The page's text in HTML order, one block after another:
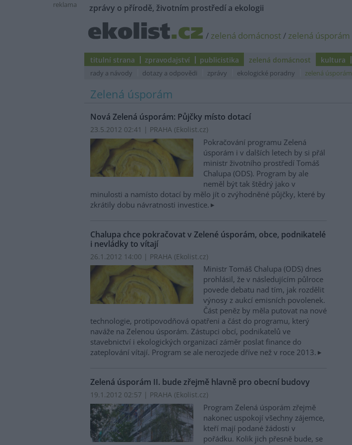
reklama zprávy o přírodě, životním prostředí a ekologii
/ zelená domácnost/ zelená úsporám
titulní strana zpravodajství publicistika zelená domácnost kultura
rady a návody dotazy a odpovědi zprávy ekologické poradny zelená úsporám
Zelená úsporám
Nová Zelená úsporám: Půjčky místo dotací
23.5.2012 02:41 | PRAHA (Ekolist.cz)
Pokračování programu Zelená
úsporám i v dalších letech by si přál
ministr životního prostředí Tomáš
Chalupa (ODS). Program by ale
neměl být tak štědrý jako v
minulosti a namísto dotací by mělo jít o zvýhodněné půjčky, které by
zkrátily dobu návratnosti investice.
Chalupa chce pokračovat v Zelené úsporám, obce, podnikatelé
i nevládky to vítají
26.1.2012 14:00 | PRAHA (Ekolist.cz)
Ministr Tomáš Chalupa (ODS) dnes
prohlásil, že v následujícím půlroce
povede debatu nad tím, jak rozdělit
výnosy z aukcí emisních povolenek.
Část peněz by měla putovat na nové
technologie, protipovodňová opatřeni a část do programu, který
naváže na Zelenou úsporám. Zástupci obcí, podnikatelů ve
stavebnictví i ekologických organizací záměr poslat finance do
zateplování vítají. Program se ale nerozjede dříve než v roce 2013.
Zelená úsporám II. bude zřejmě hlavně pro obecní budovy
19.1.2012 02:57 | PRAHA (Ekolist.cz)
Program Zelená úsporám zřejmě
nakonec uspokojí všechny zájemce,
kteří mají podané žádosti v
pořádku. Kolik jich přesně bude, se